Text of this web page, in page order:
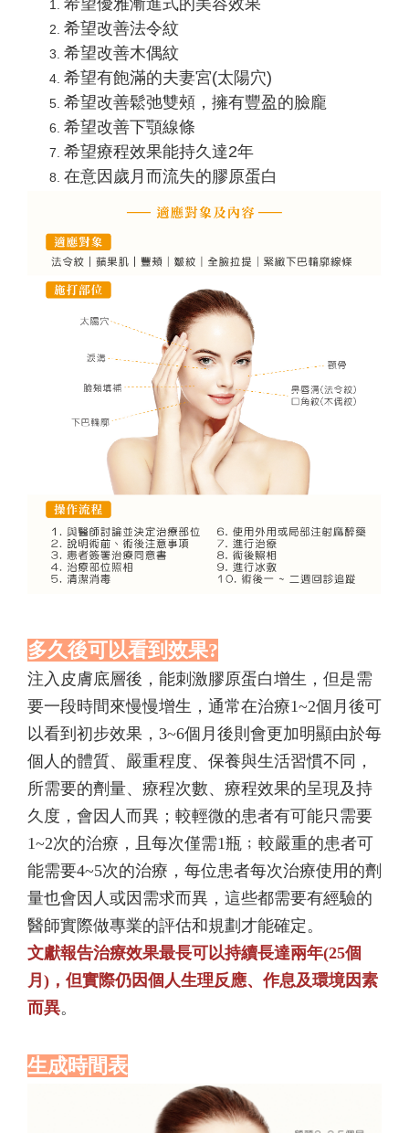
希望改善法令紋
希望改善木偶紋
希望有飽滿的夫妻宮(太陽穴)
希望改善鬆弛雙頰，擁有豐盈的臉龐
希望改善下顎線條
希望療程效果能持久達2年
在意因歲月而流失的膠原蛋白
多久後可以看到效果?
注入皮膚底層後，能刺激膠原蛋白增生，但是需
要一段時間來慢慢增生，通常在治療1~2個月後可
以看到初步效果，3~6個月後則會更加明顯由於每
個人的體質、嚴重程度、保養與生活習慣不同，
所需要的劑量、療程次數、療程效果的呈現及持
久度，會因人而異；較輕微的患者有可能只需要
1~2次的治療，且每次僅需1瓶﹔較嚴重的患者可
能需要4~5次的治療，每位患者每次治療使用的劑
量也會因人或因需求而異，這些都需要有經驗的
醫師實際做專業的評估和規劃才能確定。
文獻報告治療效果最長可以持續長達兩年(25個
月)，但實際仍因個人生理反應、作息及環境因素
而異。
生成時間表